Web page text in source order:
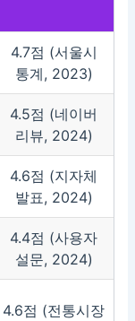
4.7점 (서울시
통계, 2023)
4.5점 (네이버
리뷰, 2024)
4.6점 (지자체
발표, 2024)
4.4점 (사용자
설문, 2024)
4.6점 (전통시장